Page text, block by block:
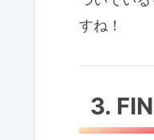
すね！
3.